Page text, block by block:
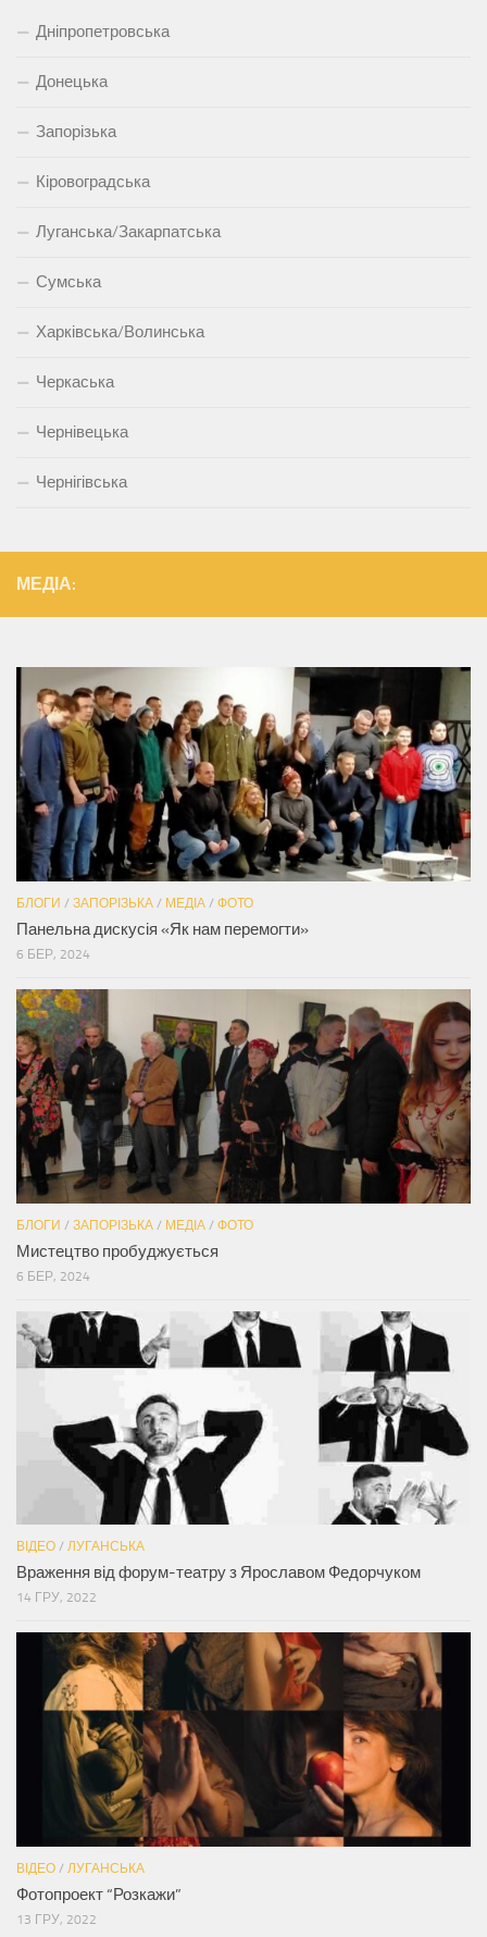
Дніпропетровська
Донецька
Запорізька
Кіровоградська
Луганська/Закарпатська
Сумська
Харківська/Волинська
Черкаська
Чернівецька
Чернігівська
МЕДІА:
БЛОГИ / ЗАПОРІЗЬКА / МЕДІА / ФОТО
Панельна дискусія «Як нам перемогти»
6 БЕР, 2024
БЛОГИ / ЗАПОРІЗЬКА / МЕДІА / ФОТО
Мистецтво пробуджується
6 БЕР, 2024
ВІДЕО / ЛУГАНСЬКА
Враження від форум-театру з Ярославом Федорчуком
14 ГРУ, 2022
ВІДЕО / ЛУГАНСЬКА
Фотопроект “Розкажи”
13 ГРУ, 2022